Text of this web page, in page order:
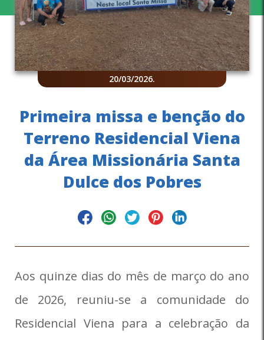
20/03/2026.
Primeira missa e benção do
Terreno Residencial Viena
da Área Missionária Santa
Dulce dos Pobres
Aos quinze dias do mês de março do ano
de 2026, reuniu-se a comunidade do
Residencial Viena para a celebração da